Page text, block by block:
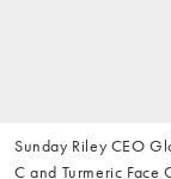
Sunday Riley CEO
C and Turmeric Face